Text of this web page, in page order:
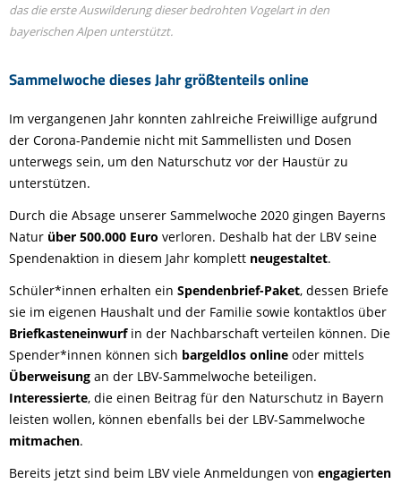
Sammelwoche dieses Jahr größtenteils online
das die erste Auswilderung dieser bedrohten Vogelart in den
bayerischen Alpen unterstützt.
Im vergangenen Jahr konnten zahlreiche Freiwillige aufgrund
der Corona-Pandemie nicht mit Sammellisten und Dosen
unterwegs sein, um den Naturschutz vor der Haustür zu
unterstützen.
Durch die Absage unserer Sammelwoche 2020 gingen Bayerns
Natur über 500.000 Euro verloren. Deshalb hat der LBV seine
Spendenaktion in diesem Jahr komplett neugestaltet.
Schüler*innen erhalten ein Spendenbrief-Paket, dessen Briefe
sie im eigenen Haushalt und der Familie sowie kontaktlos über
Briefkasteneinwurfin der Nachbarschaft verteilen können. Die
Spender*innen können sich bargeldlos online oder mittels
Überweisung an der LBV-Sammelwoche beteiligen.
Interessierte, die einen Beitrag für den Naturschutz in Bayern
leisten wollen, können ebenfalls bei der LBV-Sammelwoche
mitmachen.
Bereits jetzt sind beim LBV viele Anmeldungen von engagierten